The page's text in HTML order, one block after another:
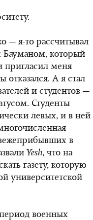
— я-то рассчитывал
Бауманом, который
пригласил меня
А я стал
и студентов —
Студенты
левых, и в ней
в
Yesh, что на
газету, которую
университетской
военных